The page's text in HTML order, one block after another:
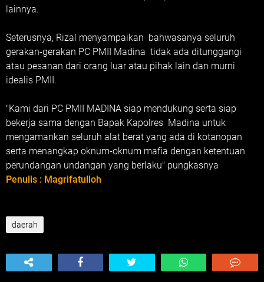
lainnya.
Seterusnya, Rizal menyampaikan bahwasanya seluruh
gerakan-gerakan PC PMII Madina tidak ada ditunggangi
atau pesanan dari orang luar atau pihak lain dan murni
idealis PMII.
"Kami dari PC PMII MADINA siap mendukung serta siap
bekerja sama dengan Bapak Kapolres Madina untuk
mengamankan seluruh alat berat yang ada di kotanopan
serta menangkap oknum-oknum mafia dengan ketentuan
perundangan undangan yang berlaku" pungkasnya
Penulis : Magrifatulloh
daerah